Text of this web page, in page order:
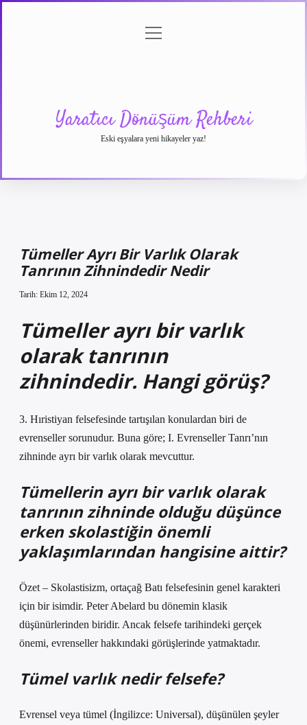
menüyü
Yaratıcı Dönüşüm Rehberi
Eski eşyalara yeni hikayeler yaz!
Tümeller Ayrı Bir Varlık Olarak
Tanrının Zihnindedir Nedir
Tarih: Ekim 12, 2024
Tümeller ayrı bir varlık
olarak tanrının
zihnindedir. Hangi görüş?
3. Hıristiyan felsefesinde tartışılan konulardan biri de
evrenseller sorunudur. Buna göre; I. Evrenseller Tanrı’nın
zihninde ayrı bir varlık olarak mevcuttur.
Tümellerin ayrı bir varlık olarak
tanrının zihninde olduğu düşünce
erken skolastiğin önemli
yaklaşımlarından hangisine aittir?
Özet – Skolastisizm, ortaçağ Batı felsefesinin genel karakteri
için bir isimdir. Peter Abelard bu dönemin klasik
düşünürlerinden biridir. Ancak felsefe tarihindeki gerçek
önemi, evrenseller hakkındaki görüşlerinde yatmaktadır.
Tümel varlık nedir felsefe?
Evrensel veya tümel (İngilizce: Universal), düşünülen şeyler